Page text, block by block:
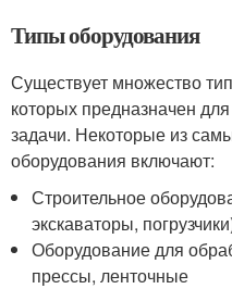
Типы оборудования
Существует множество
которых предназначен
задачи. Некоторые из
оборудования включают:
Строительное
экскаваторы,
Оборудование для
прессы, ленточные